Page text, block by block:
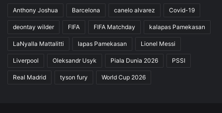
Anthony Joshua Barcelona canelo alvarez Covid-19
deontay wilder FIFA FIFA Matchday kalapas Pamekasan
LaNyalla Mattalitti lapas Pamekasan Lionel Messi
Liverpool Oleksandr Usyk Piala Dunia 2026 PSSI
Real Madrid tyson fury World Cup 2026